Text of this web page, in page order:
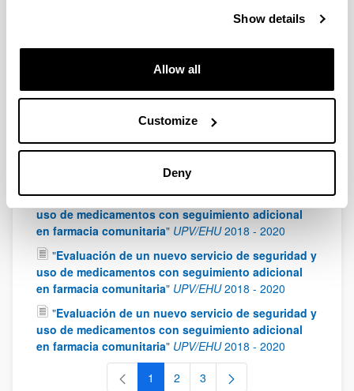
Show details
Allow all
Customize
Deny
Ministerio de Ciencia,
Terapia génica no viral para el tratamiento de
la enfermedad de Fabry"MINECO 2019-2022
Evaluación farmacocinética y optimización
terapéutica de Ceftarolina y Levetiracetam en
pacientes críticos con aclaramiento renal
Gobierno Vasco 2019
"Evaluación de un Nuevo servicio de seguridad y
uso de medicamentos con seguimiento adicional
en farmacia comunitaria" UPV/EHU 2018 - 2020
"Evaluación de un nuevo servicio de seguridad y
uso de medicamentos con seguimiento adicional
en farmacia comunitaria" UPV/EHU 2018 - 2020
"Evaluación de un nuevo servicio de seguridad y
uso de medicamentos con seguimiento adicional
en farmacia comunitaria" UPV/EHU 2018 - 2020
Page
1 Page
2 Page
3